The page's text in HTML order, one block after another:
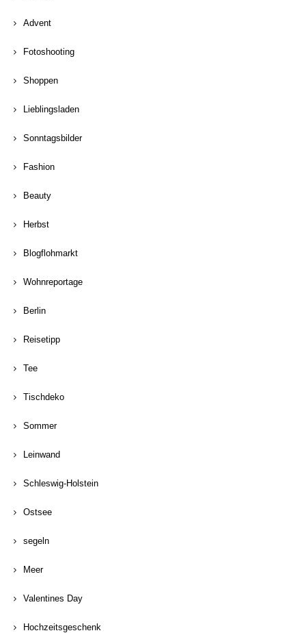
Advent
Fotoshooting
Shoppen
Lieblingsladen
Sonntagsbilder
Fashion
Beauty
Herbst
Blogflohmarkt
Wohnreportage
Berlin
Reisetipp
Tee
Tischdeko
Sommer
Leinwand
Schleswig-Holstein
Ostsee
segeln
Meer
Valentines Day
Hochzeitsgeschenk